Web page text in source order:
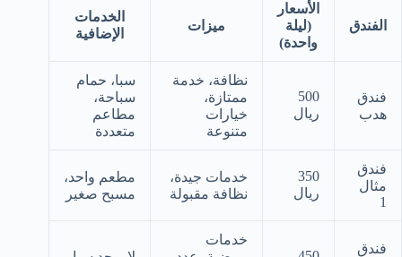
الفندق
الأسعار
(ليلة
واحدة)
ميزات
الخدمات
الإضافية
فندق
هدب
500
ريال
نظافة، خدمة
ممتازة،
خيارات
متنوعة
سبا، حمام
سباحة،
مطاعم
متعددة
فندق
مثال
1
350
ريال
خدمات جيدة،
نظافة مقبولة
مطعم واحد،
مسبح صغير
فندق
خدمات